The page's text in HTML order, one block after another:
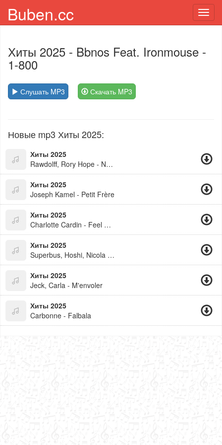
Buben.cc
Хиты 2025 - Bbnos Feat. Ironmouse -
1-800
Слушать MP3 Скачать MP3
Новые mp3 Хиты 2025:
Хиты 2025
Rawdolff, Rory Hope - Numb
Хиты 2025
Joseph Kamel - Petit Frère
Хиты 2025
Charlotte Cardin - Feel Good
Хиты 2025
Superbus, Hoshi, Nicola Sirkis - Lola (Feat. Nicola Sirkis)
Хиты 2025
Jeck, Carla - M'envoler
Хиты 2025
Carbonne - Falbala